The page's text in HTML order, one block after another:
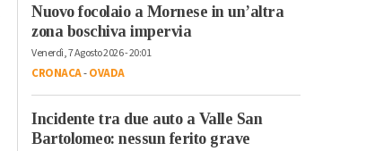
Nuovo focolaio a Mornese in un’altra
zona boschiva impervia
Venerdì, 7 Agosto 2026 - 20:01
CRONACA-OVADA
Incidente tra due auto a Valle San
Bartolomeo: nessun ferito grave